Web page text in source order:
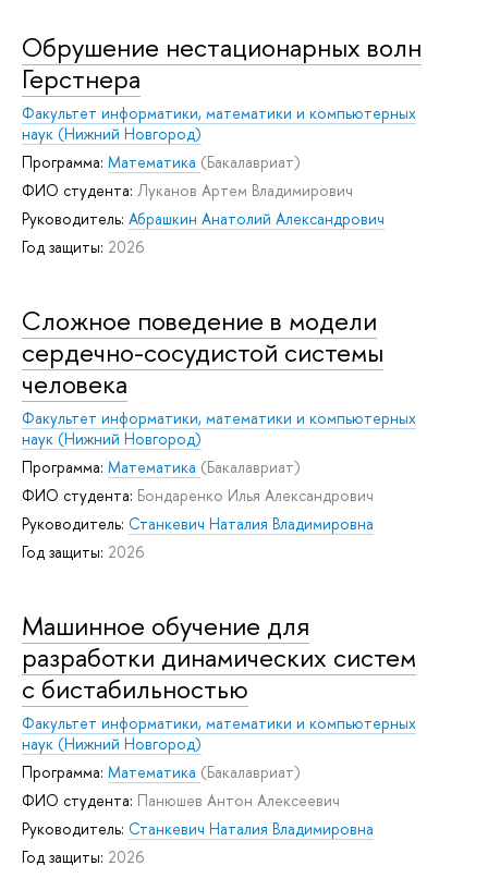
Обрушение нестационарных волн
Герстнера
Факультет информатики, математики и компьютерных
наук (Нижний Новгород)
Программа: Математика (Бакалавриат)
ФИО студента: Луканов Артем Владимирович
Руководитель: Абрашкин Анатолий Александрович
Год защиты: 2026
Сложное поведение в модели
сердечно-сосудистой системы
человека
Факультет информатики, математики и компьютерных
наук (Нижний Новгород)
Программа: Математика (Бакалавриат)
ФИО студента: Бондаренко Илья Александрович
Руководитель: Станкевич Наталия Владимировна
Год защиты: 2026
Машинное обучение для
разработки динамических систем
с бистабильностью
Факультет информатики, математики и компьютерных
наук (Нижний Новгород)
Программа: Математика (Бакалавриат)
ФИО студента: Панюшев Антон Алексеевич
Руководитель: Станкевич Наталия Владимировна
Год защиты: 2026